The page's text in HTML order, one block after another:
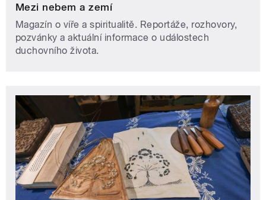
Mezi nebem a zemí
Magazín o víře a spiritualitě. Reportáže, rozhovory,
pozvánky a aktuální informace o událostech
duchovního života.